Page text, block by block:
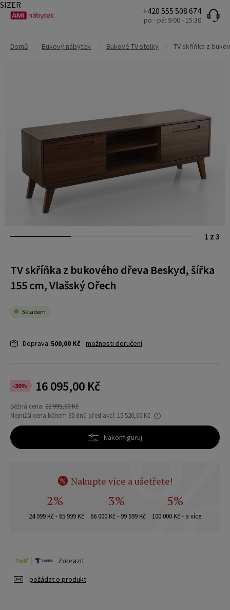
+420 555 508 674
po - pá: 9:00 - 15:30
Domů Bukový nábytek Bukové TV stolky TV skříňka z
1 z 3
TV skříňka z bukového dřeva Beskyd, šířka
155 cm, Vlašský Ořech
Skladem
Doprava:500,00 Kč možnosti doručení
-30% 16 095,00 Kč
Běžná cena: 22 995,00 Kč
Nejnižší cena během 30 dnů před akcí: 15 520,00 Kč
Pokud se produkt prodává méně než 30 dní,
zobrazí se nejnižší cena od uvedení produktu
Nakonfiguruj
% Nakupte více a ušetřete!
2%
24 999 Kč - 65 999 Kč
3%
66 000 Kč - 99 999 Kč
5%
100 000 Kč - a více
požádat o produkt
Zobrazit
SIZER